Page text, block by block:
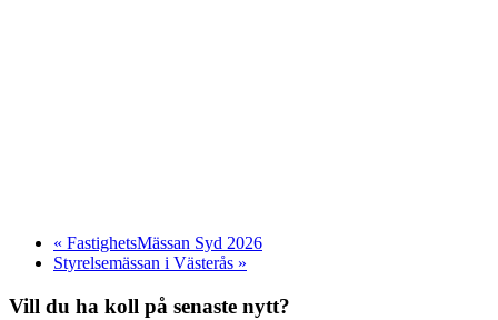
« FastighetsMässan Syd 2026
Styrelsemässan i Västerås »
Vill du ha koll på senaste nytt?